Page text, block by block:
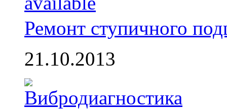
Ремонт ступичного
21.10.2013